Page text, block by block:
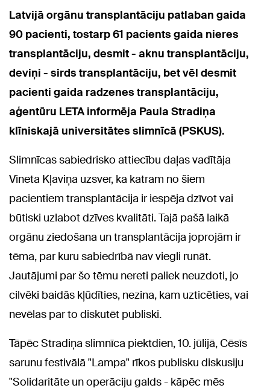
Latvijā orgānu transplantāciju patlaban gaida
90 pacienti, tostarp 61 pacients gaida nieres
transplantāciju, desmit - aknu transplantāciju,
deviņi - sirds transplantāciju, bet vēl desmit
pacienti gaida radzenes transplantāciju,
aģentūru LETA informēja Paula Stradiņa
klīniskajā universitātes slimnīcā (PSKUS).
Slimnīcas sabiedrisko attiecību daļas vadītāja
Vineta Kļaviņa uzsver, ka katram no šiem
pacientiem transplantācija ir iespēja dzīvot vai
būtiski uzlabot dzīves kvalitāti. Tajā pašā laikā
orgānu ziedošana un transplantācija joprojām ir
tēma, par kuru sabiedrībā nav viegli runāt.
Jautājumi par šo tēmu nereti paliek neuzdoti, jo
cilvēki baidās kļūdīties, nezina, kam uzticēties, vai
nevēlas par to diskutēt publiski.
Tāpēc Stradiņa slimnīca piektdien, 10. jūlijā, Cēsīs
sarunu festivālā "Lampa" rīkos publisku diskusiju
"Solidaritāte un operāciju galds - kāpēc mēs